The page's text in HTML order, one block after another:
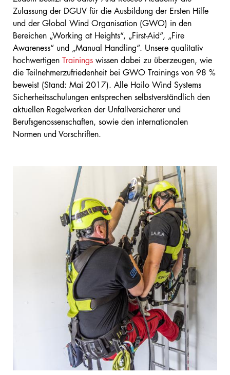
Zulassung der DGUV für die Ausbildung der Ersten Hilfe
und der Global Wind Organisation (GWO) in den
Bereichen „Working at Heights“, „First-Aid“, „Fire
Awareness“ und „Manual Handling“. Unsere qualitativ
hochwertigen Trainings wissen dabei zu überzeugen, wie
die Teilnehmerzufriedenheit bei GWO Trainings von 98 %
beweist (Stand: Mai 2017). Alle Hailo Wind Systems
Sicherheitsschulungen entsprechen selbstverständlich den
aktuellen Regelwerken der Unfallversicherer und
Berufsgenossenschaften, sowie den internationalen
Normen und Vorschriften.